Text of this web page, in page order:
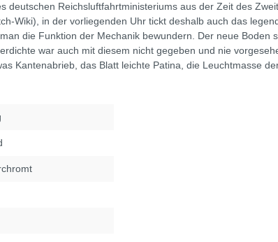
deutschen Reichsluftfahrtministeriums aus der Zeit des
Wiki), in der vorliegenden Uhr tickt deshalb auch das
die Funktion der Mechanik bewundern. Der neue
war auch mit diesem nicht gegeben und nie
Kantenabrieb, das Blatt leichte Patina, die Leuchtmasse